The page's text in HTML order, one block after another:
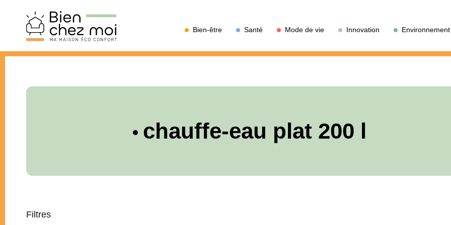
Bien-être Santé Mode de vie Innovation Environnement
chauffe-eau plat 200 l
Filtres